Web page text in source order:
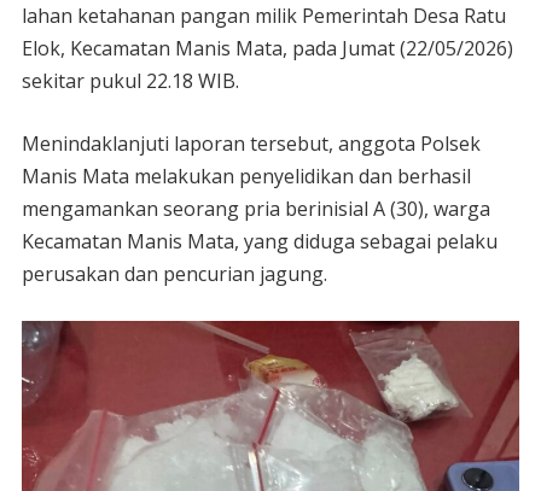
lahan ketahanan pangan milik Pemerintah Desa Ratu
Elok, Kecamatan Manis Mata, pada Jumat (22/05/2026)
sekitar pukul 22.18 WIB.
Menindaklanjuti laporan tersebut, anggota Polsek
Manis Mata melakukan penyelidikan dan berhasil
mengamankan seorang pria berinisial A (30), warga
Kecamatan Manis Mata, yang diduga sebagai pelaku
perusakan dan pencurian jagung.